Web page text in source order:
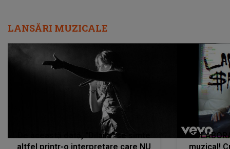
De această dată, "Dilaila" se simte
altfel printr-o interpretare care NU
POATE FI TRECUTĂ CU VEDEREA
de public! Alexandra Căpitănescu
a lansat VERSIUNEA LIVE a piesei
muzical!
Savali și
SĂ